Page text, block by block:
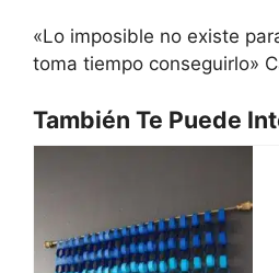
«Lo imposible no existe
toma tiempo conseguirlo»
También Te Puede